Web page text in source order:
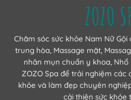
ZOZO
Chăm sóc sức khỏe Nam Nữ
trung hòa, Massage mặt,
nhân mụn chuẩn y khoa,
ZOZO Spa để trải nghiệm các
khỏe và làm đẹp chuyên
cải thiện sức khỏe